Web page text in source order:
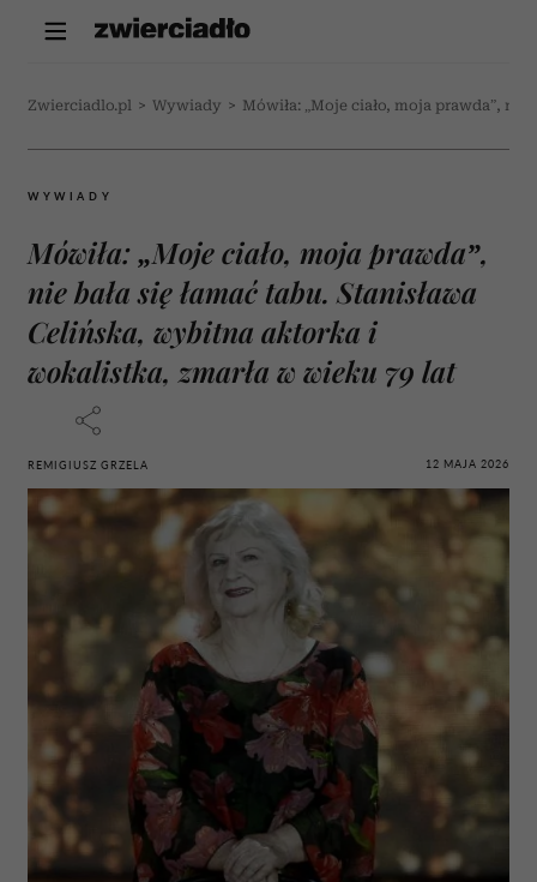
Zwierciadlo.pl > Wywiady > Mówiła: „Moje ciało, moja prawda”,
WYWIADY
Mówiła: „Moje ciało, moja prawda”,
nie bała się łamać tabu. Stanisława
Celińska, wybitna aktorka i
wokalistka, zmarła w wieku 79 lat
REMIGIUSZ GRZELA 12 MAJA 2026